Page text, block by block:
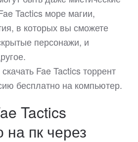
Tactics море магии,
в которых вы сможете
персонажи, и
Fae Tactics торрент
бесплатно на компьютер.
Tactics
на пк через